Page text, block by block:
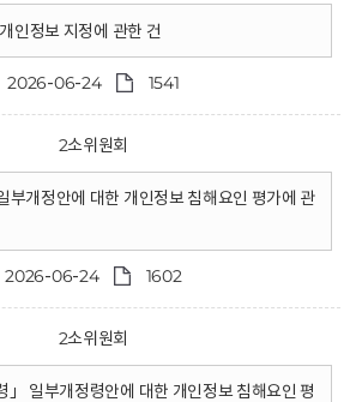
인정보 지정에 관한 건
2026-06-24 1541
2소위원회
부개정안에 대한 개인정보 침해요인 평가에 관
2026-06-24 1602
2소위원회
」 일부개정령안에 대한 개인정보 침해요인 평